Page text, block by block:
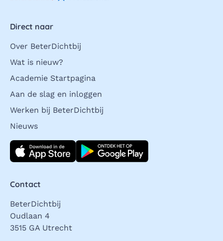
Direct naar
Over BeterDichtbij
Wat is nieuw?
Academie Startpagina
Aan de slag en inloggen
Werken bij BeterDichtbij
Nieuws
Download direct
Contact
BeterDichtbij
Oudlaan 4
3515 GA Utrecht